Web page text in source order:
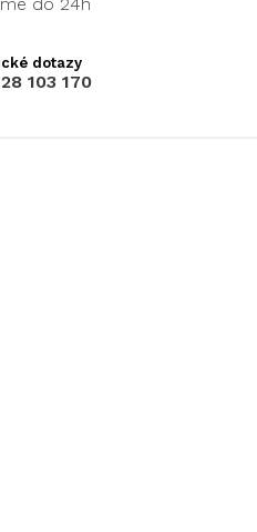
103 170